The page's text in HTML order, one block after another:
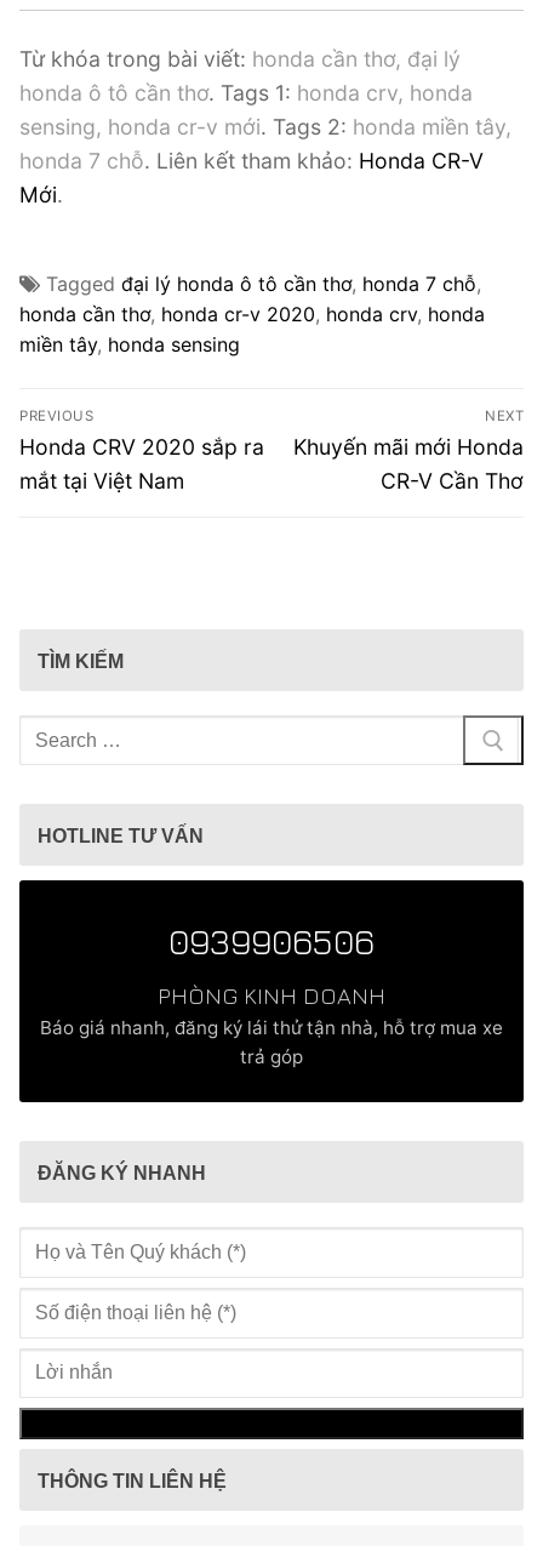
Từ khóa trong bài viết: honda cần thơ, đại lý
honda ô tô cần thơ. Tags 1: honda crv, honda
sensing, honda cr-v mới. Tags 2: honda miền tây,
honda 7 chỗ. Liên kết tham khảo: Honda CR-V
Mới.
Tagged đại lý honda ô tô cần thơ, honda 7 chỗ,
honda cần thơ, honda cr-v 2020, honda crv, honda
miền tây, honda sensing
Điều
hướng
bài
PREVIOUS
Previous
post:
Honda CRV 2020 sắp ra
mắt tại Việt Nam
NEXT
Next
Khuyến mãi mới Honda
CR-V Cần Thơ
TÌM KIẾM
Tìm
kiếm
HOTLINE TƯ VẤN
0939906506
PHÒNG KINH DOANH
Báo giá nhanh, đăng ký lái thử tận nhà, hỗ trợ mua xe
trả góp
ĐĂNG KÝ NHANH
THÔNG TIN LIÊN HỆ